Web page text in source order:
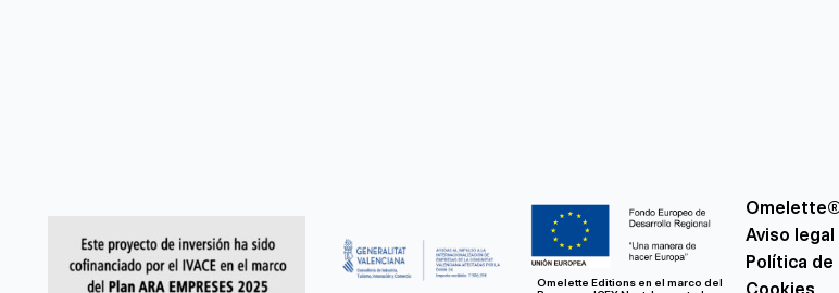
Omelette Editions en el marco del
Aviso legal
Política de